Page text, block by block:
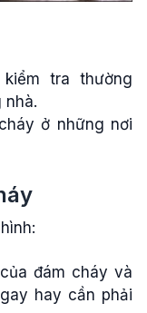
tra thường
nhà.
ở những nơi
đám cháy và
hay cần phải